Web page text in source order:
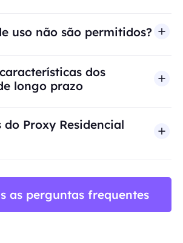
uso não são permitidos?
oferece suporte a fraude,
dos
longo prazo
do Proxy Residencial
as perguntas frequentes